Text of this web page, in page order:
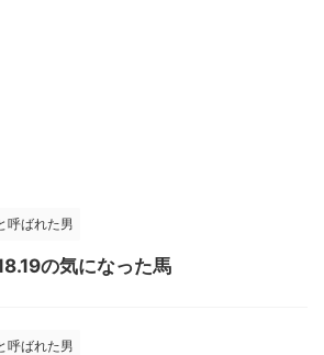
呼ばれた男
の気になった馬
呼ばれた男